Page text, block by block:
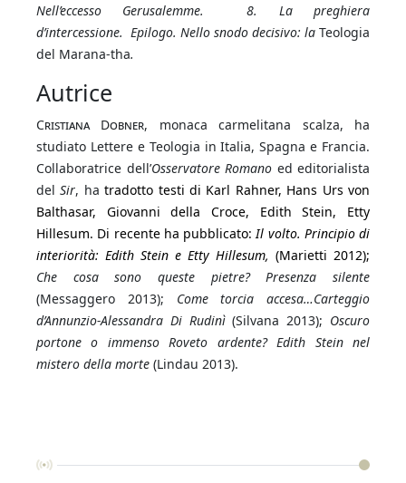
Nell’eccesso Gerusalemme. 8. La preghiera
d’intercessione. Epilogo. Nello snodo decisivo: la Teologia
del Marana-tha.
Autrice
Cristiana Dobner, monaca carmelitana scalza, ha
studiato Lettere e Teologia in Italia, Spagna e Francia.
Collaboratrice dell’Osservatore Romano ed editorialista
delSir, ha tradotto testi di Karl Rahner, Hans Urs von
Balthasar, Giovanni della Croce, Edith Stein, Etty
Hillesum. Di recente ha pubblicato:Il volto. Principio di
interiorità: Edith Stein e Etty Hillesum, (Marietti 2012);
Che cosa sono queste pietre? Presenza silente
(Messaggero 2013); Come torcia accesa…Carteggio
d’Annunzio-Alessandra Di Rudinì(Silvana 2013); Oscuro
portone o immenso Roveto ardente? Edith Stein nel
mistero della morte (Lindau 2013).